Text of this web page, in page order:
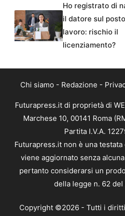
Ho registrato di
il datore sul
lavoro: rischio il
licenziamento?
Chi siamo - Redazione -
Futurapress.it di proprietà di
Marchese 10, 00141 Roma
Partita I.V.A.
Futurapress.it non è una
viene aggiornato senza
pertanto considerarsi un
della legge n. 62 del
Copyright ©2026 - Tutti i